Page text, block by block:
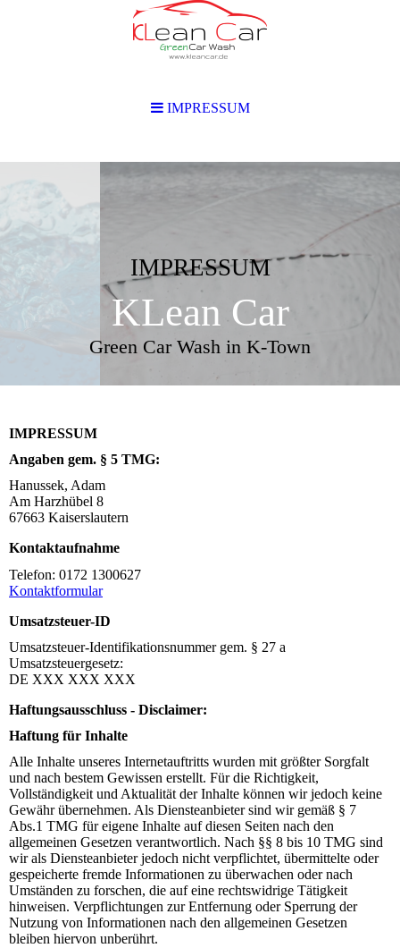
IMPRESSUM
KLean Car
Green Car Wash in K-Town
IMPRESSUM
Angaben gem. § 5 TMG:
Hanussek, Adam
Am Harzhübel 8
67663 Kaiserslautern
Kontaktaufnahme
Telefon: 0172 1300627
Kontaktformular
Umsatzsteuer-ID
Umsatzsteuer-Identifikationsnummer gem. § 27 a
Umsatzsteuergesetz:
DE XXX XXX XXX
Haftungsausschluss - Disclaimer:
Haftung für Inhalte
Alle Inhalte unseres Internetauftritts wurden mit größter Sorgfalt
und nach bestem Gewissen erstellt. Für die Richtigkeit,
Vollständigkeit und Aktualität der Inhalte können wir jedoch keine
Gewähr übernehmen. Als Diensteanbieter sind wir gemäß § 7
Abs.1 TMG für eigene Inhalte auf diesen Seiten nach den
allgemeinen Gesetzen verantwortlich. Nach §§ 8 bis 10 TMG sind
wir als Diensteanbieter jedoch nicht verpflichtet, übermittelte oder
gespeicherte fremde Informationen zu überwachen oder nach
Umständen zu forschen, die auf eine rechtswidrige Tätigkeit
hinweisen. Verpflichtungen zur Entfernung oder Sperrung der
Nutzung von Informationen nach den allgemeinen Gesetzen
bleiben hiervon unberührt.
IMPRESSUM